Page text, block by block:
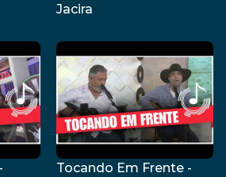
Jacira
Tocando Em Frente -